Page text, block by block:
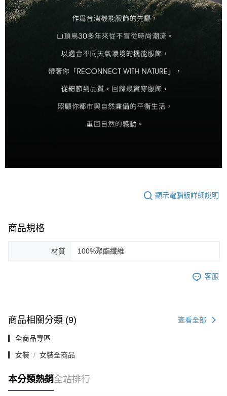
顯示電腦版詳細說明
商品規格
材質 100%聚酯纖維
客服
商品相關分類 (9) 查看全部
▎全商品專區
▎女裝 女裝全商品
本分類熱銷全站排行